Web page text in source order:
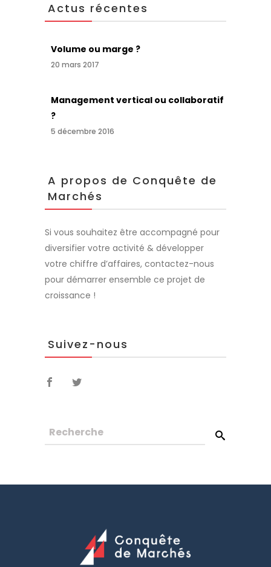
Actus récentes
Volume ou marge ?
20 mars 2017
Management vertical ou collaboratif
?
5 décembre 2016
A propos de Conquête de
Marchés
Si vous souhaitez être accompagné pour
diversifier votre activité & développer
votre chiffre d’affaires, contactez-nous
pour démarrer ensemble ce projet de
croissance !
Suivez-nous